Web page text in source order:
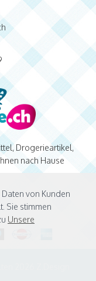
von Kunden
Sie stimmen
Unsere
Drogerieartikel,
nach Hause
2026